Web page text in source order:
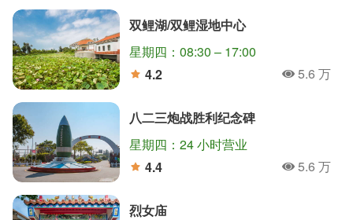
双鲤湖/双鲤湿地中心
星期四：08:30 – 17:00
4.2
人氣5.6 万
八二三炮战胜利纪念碑
星期四：24 小时营业
4.4
人氣5.6 万
烈女庙